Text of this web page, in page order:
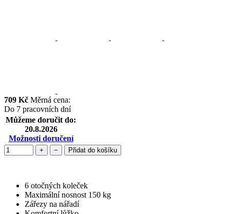
709 Kč Měrná cena:
Do 7 pracovních dní
Můžeme doručit do:
20.8.2026
Možnosti doručení
+ − Přidat do košíku
6 otočných koleček
Maximální nosnost 150 kg
Zářezy na nářadí